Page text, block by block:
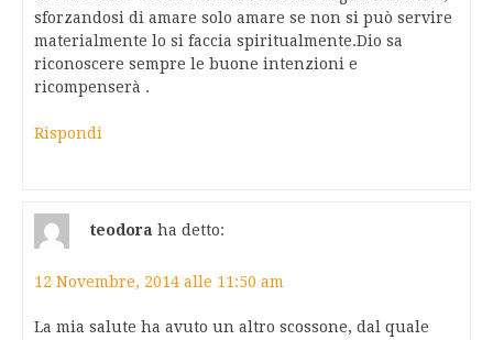
sforzandosi di amare solo amare se non si può servire
materialmente lo si faccia spiritualmente.Dio sa
riconoscere sempre le buone intenzioni e
ricompenserà .
Rispondi
teodora ha detto:
12 Novembre, 2014 alle 11:50 am
La mia salute ha avuto un altro scossone, dal quale